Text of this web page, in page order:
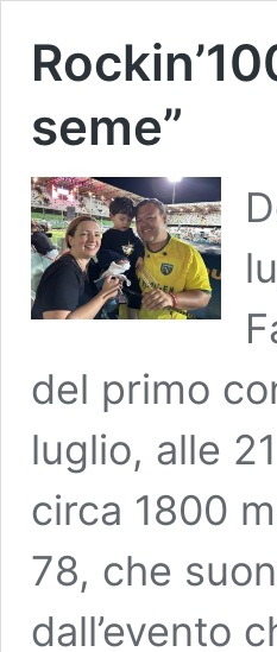
seme”
del primo
luglio, alle
circa 1800
78, che
dall’evento